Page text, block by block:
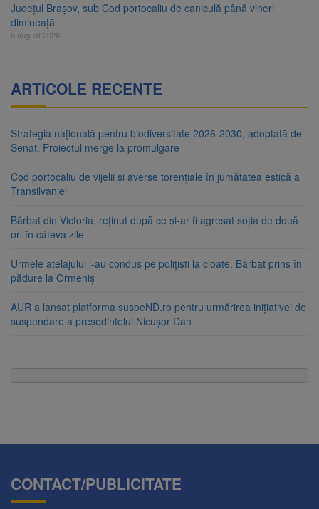
Județul Brașov, sub Cod portocaliu de caniculă până vineri
dimineață
6 august 2026
ARTICOLE RECENTE
Strategia națională pentru biodiversitate 2026-2030, adoptată de
Senat. Proiectul merge la promulgare
Cod portocaliu de vijelii și averse torențiale în jumătatea estică a
Transilvaniei
Bărbat din Victoria, reținut după ce și-ar fi agresat soția de două
ori în câteva zile
Urmele atelajului i-au condus pe polițiști la cioate. Bărbat prins în
pădure la Ormeniș
AUR a lansat platforma suspeND.ro pentru urmărirea inițiativei de
suspendare a președintelui Nicușor Dan
CONTACT/PUBLICITATE